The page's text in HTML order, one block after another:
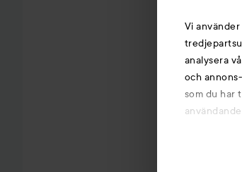
Vi
analysera
och
som du har